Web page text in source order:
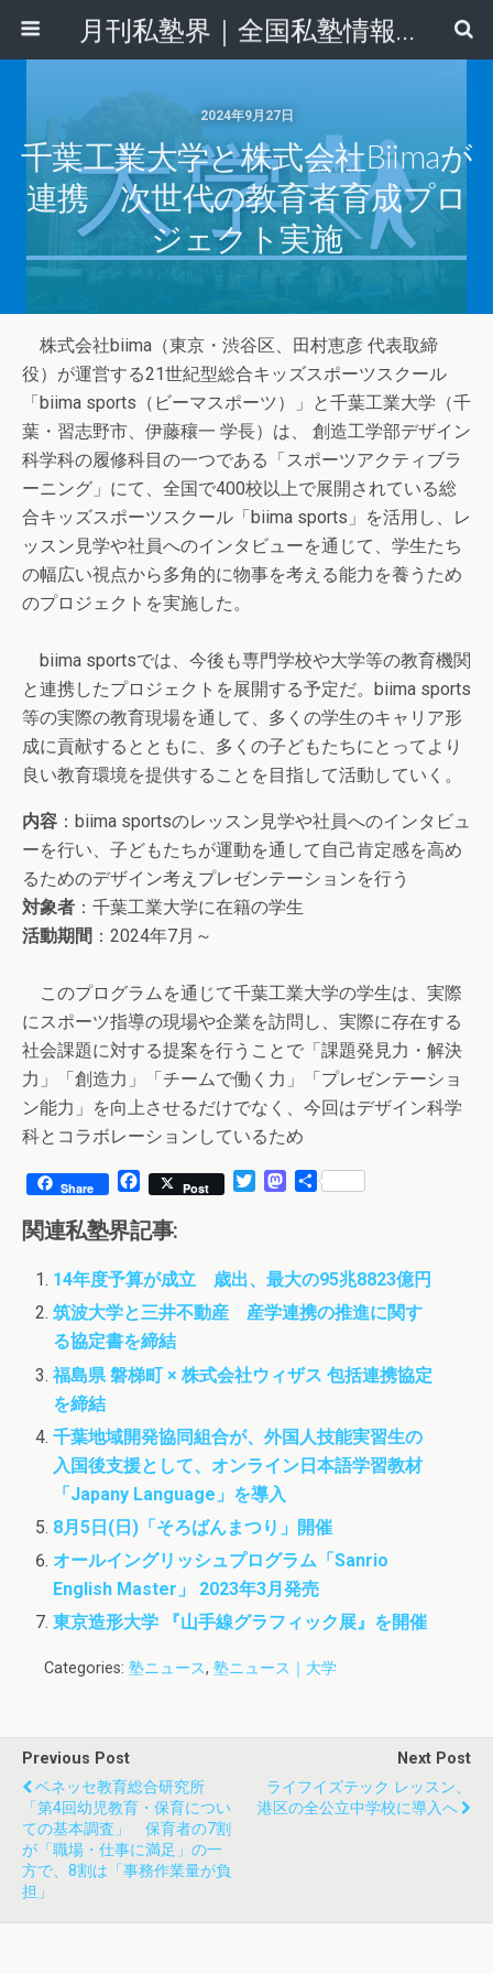
月刊私塾界｜全国私塾情報センター
2024年9月27日
千葉工業大学と株式会社biimaが
連携 次世代の教育者育成プロ
ジェクト実施
株式会社biima（東京・渋谷区、田村恵彦 代表取締
役）が運営する21世紀型総合キッズスポーツスクール
「biima sports（ビーマスポーツ）」と千葉工業大学（千
葉・習志野市、伊藤穰一 学長）は、 創造工学部デザイン
科学科の履修科目の一つである「スポーツアクティブラ
ーニング」にて、全国で400校以上で展開されている総
合キッズスポーツスクール「biima sports」を活用し、レ
ッスン見学や社員へのインタビューを通じて、学生たち
の幅広い視点から多角的に物事を考える能力を養うため
のプロジェクトを実施した。
biima sportsでは、今後も専門学校や大学等の教育機関
と連携したプロジェクトを展開する予定だ。biima sports
等の実際の教育現場を通して、多くの学生のキャリア形
成に貢献するとともに、多くの子どもたちにとってより
良い教育環境を提供することを目指して活動していく。
内容 ：biima sportsのレッスン見学や社員へのインタビュ
ーを行い、子どもたちが運動を通して自己肯定感を高め
るためのデザイン考えプレゼンテーションを行う
対象者 ：千葉工業大学に在籍の学生
活動期間 ：2024年7月～
このプログラムを通じて千葉工業大学の学生は、実際
にスポーツ指導の現場や企業を訪問し、実際に存在する
社会課題に対する提案を行うことで「課題発見力・解決
力」「創造力」「チームで働く力」「プレゼンテーショ
ン能力」を向上させるだけでなく、今回はデザイン科学
科とコラボレーションしているため
Share
F
c
e
b
o
o
k
Post
r
M
o
d
o
共
関連私塾界記事:
14年度予算が成立 歳出、最大の95兆8823億円
筑波大学と三井不動産 産学連携の推進に関す
る協定書を締結
福島県 磐梯町 × 株式会社ウィザス 包括連携協定
を締結
千葉地域開発協同組合が、外国人技能実習生の
入国後支援として、オンライン日本語学習教材
「Japany Language」を導入
8月5日(日)「そろばんまつり」開催
オールイングリッシュプログラム「Sanrio
English Master」 2023年3月発売
東京造形大学 『山手線グラフィック展』を開催
Categories: 塾ニュース, 塾ニュース｜大学
Previous Post
ベネッセ教育総合研究所
「第4回幼児教育・保育につい
ての基本調査」 保育者の7割
が「職場・仕事に満足」の一
方で、8割は「事務作業量が負
担」
Next Post
ライフイズテック レッスン、
港区の全公立中学校に導入へ